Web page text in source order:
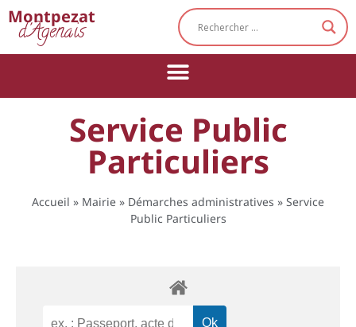
Montpezat
d'Agenais
Service Public
Particuliers
Accueil » Mairie » Démarches administratives » Service
Public Particuliers
Cookies management panel